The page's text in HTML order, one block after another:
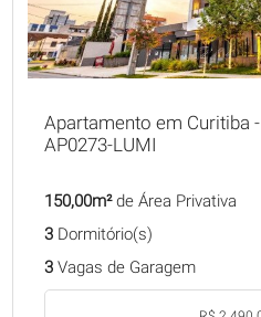
Apartamento em Curitiba
AP0273-LUMI
150,00m²de Área Privativa
3Dormitório(s)
3Vagas de Garagem